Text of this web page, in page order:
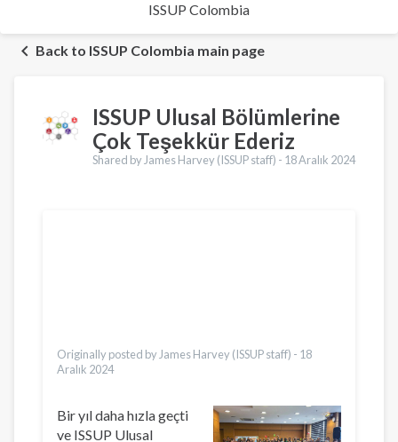
ISSUP Colombia
Back to ISSUP Colombia main page
ISSUP Ulusal Bölümlerine
Çok Teşekkür Ederiz
Shared by James Harvey (ISSUP staff) - 18 Aralık 2024
Originally posted by James Harvey (ISSUP staff) - 18
Aralık 2024
Bir yıl daha hızla geçti
ve ISSUP Ulusal